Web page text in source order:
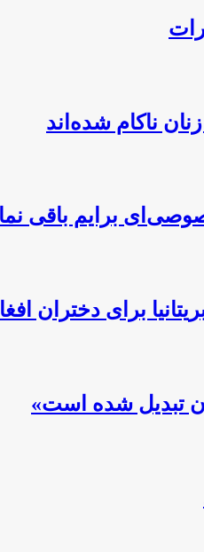
ناکام شده‌اند
برایم باقی
برای دختران
تبدیل شده است»